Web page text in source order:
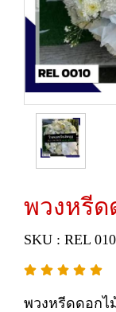
พวงหรี
SKU : REL 010
พวงหรีดดอกไ